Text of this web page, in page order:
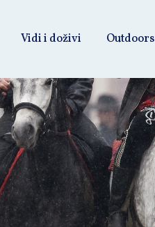
Vidi i doživi Outdoors